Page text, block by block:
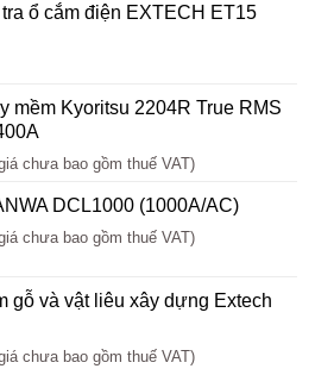
ổ cắm điện EXTECH ET15
mềm Kyoritsu 2204R True RMS
chưa bao gồm thuế VAT)
DCL1000 (1000A/AC)
chưa bao gồm thuế VAT)
gỗ và vật liêu xây dựng Extech
chưa bao gồm thuế VAT)